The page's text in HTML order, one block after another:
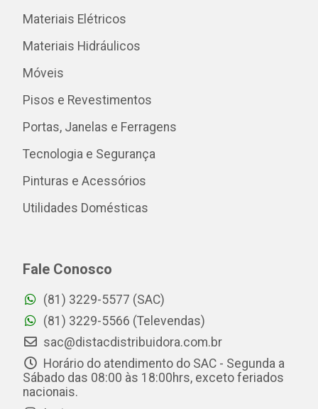
Materiais Elétricos
Materiais Hidráulicos
Móveis
Pisos e Revestimentos
Portas, Janelas e Ferragens
Tecnologia e Segurança
Pinturas e Acessórios
Utilidades Domésticas
Fale Conosco
(81) 3229-5577 (SAC)
(81) 3229-5566 (Televendas)
sac@distacdistribuidora.com.br
Horário do atendimento do SAC - Segunda a
Sábado das 08:00 às 18:00hrs, exceto feriados
nacionais.